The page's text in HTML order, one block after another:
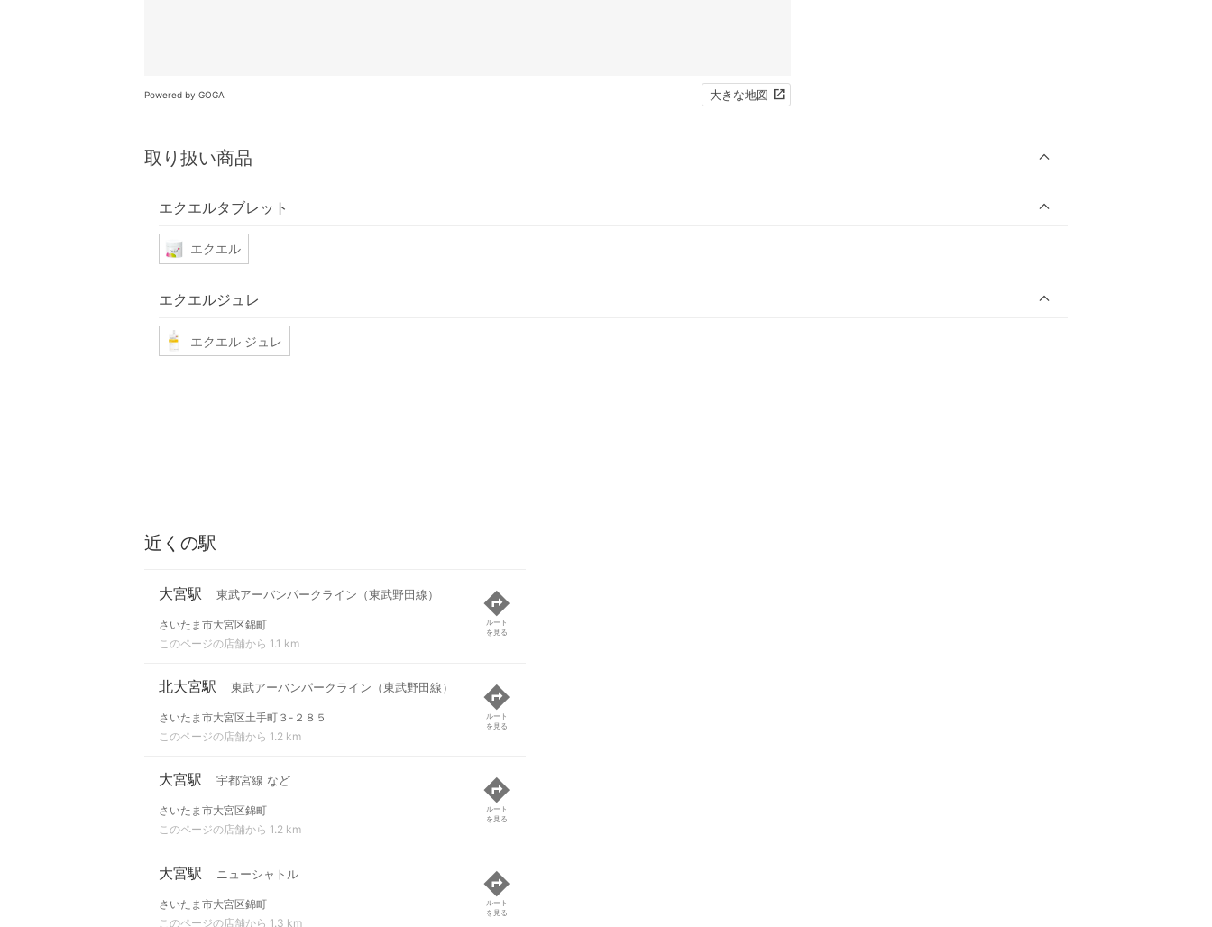
Powered by GOGA 大きな地図
取り扱い商品
エクエルタブレット
エクエル
エクエルジュレ
エクエル ジュレ
近くの駅
大宮駅 東武アーバンパークライン（東武野田線）
さいたま市大宮区錦町
このページの店舗から 1.1 km
ルート
を見る
北大宮駅 東武アーバンパークライン（東武野田線）
さいたま市大宮区土手町３-２８５
このページの店舗から 1.2 km
ルート
を見る
大宮駅 宇都宮線 など
さいたま市大宮区錦町
このページの店舗から 1.2 km
ルート
を見る
大宮駅 ニューシャトル
さいたま市大宮区錦町
このページの店舗から 1.3 km
ルート
を見る